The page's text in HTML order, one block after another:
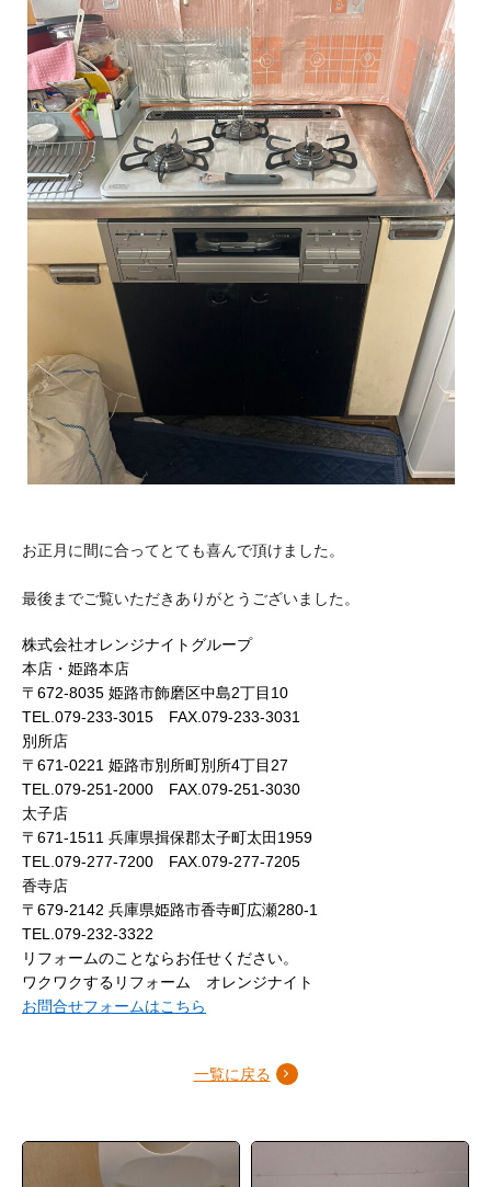
お正月に間に合ってとても喜んで頂けました。
最後までご覧いただきありがとうございました。
株式会社オレンジナイトグループ
本店・姫路本店
〒672-8035 姫路市飾磨区中島2丁目10
TEL.079-233-3015 FAX.079-233-3031
別所店
〒671-0221 姫路市別所町別所4丁目27
TEL.079-251-2000 FAX.079-251-3030
太子店
〒671-1511 兵庫県揖保郡太子町太田1959
TEL.079-277-7200 FAX.079-277-7205
香寺店
〒679-2142 兵庫県姫路市香寺町広瀬280-1
TEL.079-232-3322
リフォームのことならお任せください。
ワクワクするリフォーム オレンジナイト
お問合せフォームはこちら
一覧に戻る